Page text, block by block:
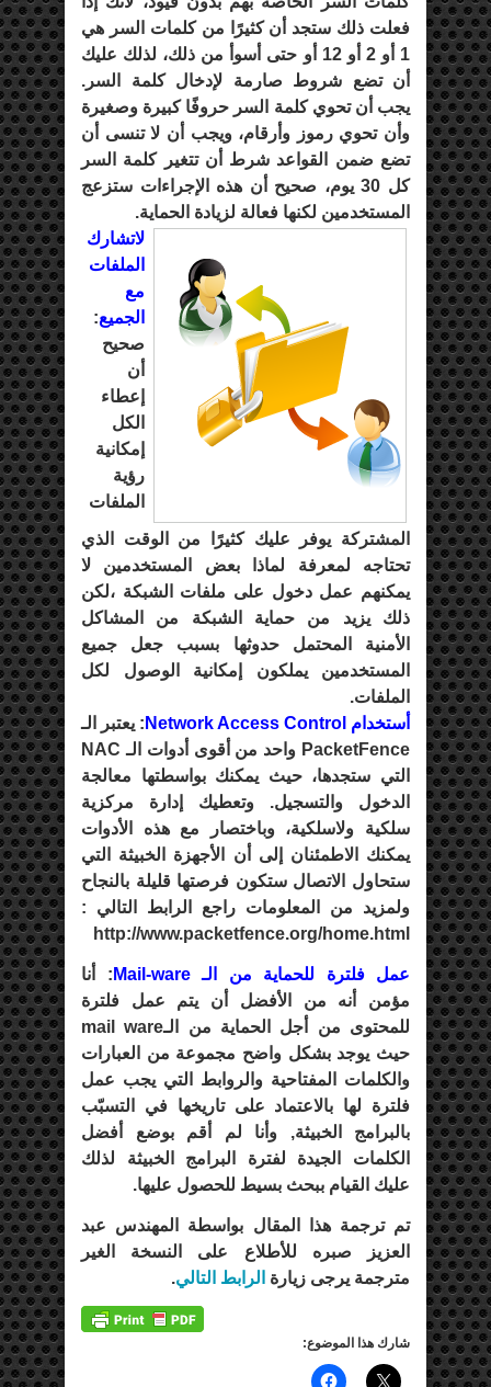
فعلت ذلك ستجد أن كثيرًا من كلمات السر هي
1 أو 2 أو 12 أو حتى أسوأ من ذلك، لذلك عليك
أن تضع شروط صارمة لإدخال كلمة السر.
يجب أن تحوي كلمة السر حروفًا كبيرة وصغيرة
وأن تحوي رموز وأرقام، ويجب أن لا تنسى أن
تضع ضمن القواعد شرط أن تتغير كلمة السر
كل 30 يوم، صحيح أن هذه الإجراءات ستزعج
المستخدمين لكنها فعالة لزيادة الحماية.
لاتشارك
الملفات
مع
الجميع:
صحيح
أن
إعطاء
الكل
إمكانية
رؤية
الملفات
المشتركة يوفر عليك كثيرًا من الوقت الذي
تحتاجه لمعرفة لماذا بعض المستخدمين لا
يمكنهم عمل دخول على ملفات الشبكة ،لكن
ذلك يزيد من حماية الشبكة من المشاكل
الأمنية المحتمل حدوثها بسبب جعل جميع
المستخدمين يملكون إمكانية الوصول لكل
الملفات.
أستخدام Network Access Control
: يعتبر الـ
PacketFence واحد من أقوى أدوات الـ NAC
التي ستجدها، حيث يمكنك بواسطتها معالجة
الدخول والتسجيل. وتعطيك إدارة مركزية
سلكية ولاسلكية، وباختصار مع هذه الأدوات
يمكنك الاطمئنان إلى أن الأجهزة الخبيثة التي
ستحاول الاتصال ستكون فرصتها قليلة بالنجاح
ولمزيد من المعلومات راجع الرابط التالي :
http://www.packetfence.org/home.html
عمل فلترة للحماية من الـ Mail-ware
: أنا
مؤمن أنه من الأفضل أن يتم عمل فلترة
للمحتوى من أجل الحماية من الـmail ware
حيث يوجد بشكل واضح مجموعة من العبارات
والكلمات المفتاحية والروابط التي يجب عمل
فلترة لها بالاعتماد على تاريخها في التسبّب
بالبرامج الخبيثة, وأنا لم أقم بوضع أفضل
الكلمات الجيدة لفترة البرامج الخبيثة لذلك
عليك القيام ببحث بسيط للحصول عليها.
تم ترجمة هذا المقال بواسطة المهندس عبد
العزيز صبره للأطلاع على النسخة الغير
مترجمة يرجى زيارة الرابط التالي.
شارك هذا الموضوع: